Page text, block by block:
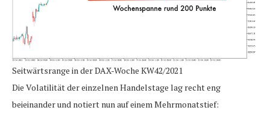
Seitwärtsrange in der DAX-Woche KW42/2021
Die Volatilität der einzelnen Handelstage lag recht eng
beieinander und notiert nun auf einem Mehrmonatstief: